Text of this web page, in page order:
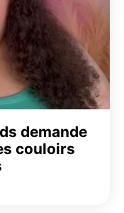
demande
couloirs